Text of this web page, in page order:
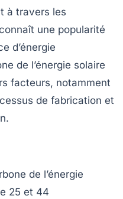
à travers les
une popularité
d’énergie
de l’énergie solaire
facteurs, notamment
de fabrication et
de l’énergie
25 et 44